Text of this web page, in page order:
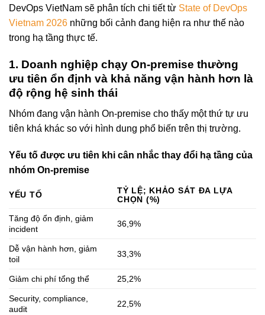
DevOps VietNam sẽ phân tích chi tiết từ State of DevOps
Vietnam 2026 những bối cảnh đang hiện ra như thế nào
trong hạ tầng thực tế.
1. Doanh nghiệp chạy On-premise thường
ưu tiên ổn định và khả năng vận hành hơn là
độ rộng hệ sinh thái
Nhóm đang vận hành On-premise cho thấy một thứ tự ưu
tiên khá khác so với hình dung phổ biến trên thị trường.
Yếu tố được ưu tiên khi cân nhắc thay đổi hạ tầng của
nhóm On-premise
YẾU TỐ
TỶ LỆ; KHẢO SÁT ĐA LỰA
CHỌN (%)
Tăng độ ổn định, giảm
incident
36,9%
Dễ vận hành hơn, giảm
toil
33,3%
Giảm chi phí tổng thể 25,2%
Security, compliance,
audit
22,5%